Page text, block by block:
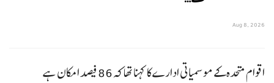
Aug 8, 2026
اقوام متحدہ کے موسمیاتی ادارے کا کہنا تھا کہ 86 فیصد امکان ہے